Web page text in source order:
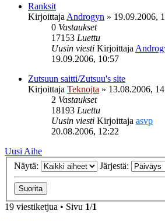
Ranksit
Kirjoittaja Androgyn » 19.09.2006,
0 Vastaukset
17153 Luettu
Uusin viesti Kirjoittaja
19.09.2006, 10:57
Zutsuun saitti/Zutsuu's site
Kirjoittaja Teknojta » 13.08.2006,
2 Vastaukset
18193 Luettu
Uusin viesti Kirjoittaja asvp
20.08.2006, 12:22
Uusi Aihe
Näytä:
Järjestä:
19 viestiketjua • Sivu 1/1